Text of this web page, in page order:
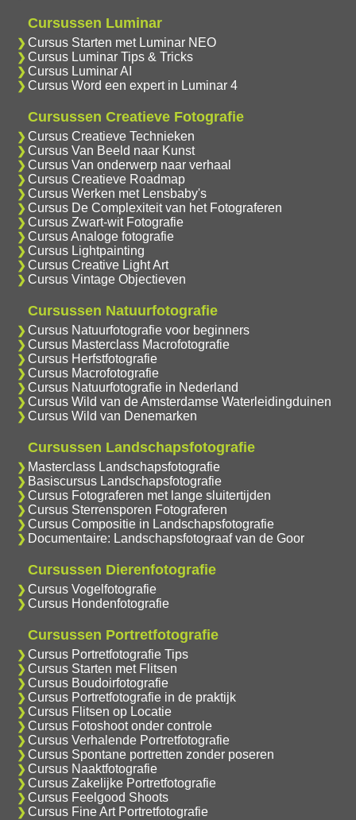
Cursussen Luminar
Cursus Starten met Luminar NEO
Cursus Luminar Tips & Tricks
Cursus Luminar AI
Cursus Word een expert in Luminar 4
Cursussen Creatieve Fotografie
Cursus Creatieve Technieken
Cursus Van Beeld naar Kunst
Cursus Van onderwerp naar verhaal
Cursus Creatieve Roadmap
Cursus Werken met Lensbaby's
Cursus De Complexiteit van het Fotograferen
Cursus Zwart-wit Fotografie
Cursus Analoge fotografie
Cursus Lightpainting
Cursus Creative Light Art
Cursus Vintage Objectieven
Cursussen Natuurfotografie
Cursus Natuurfotografie voor beginners
Cursus Masterclass Macrofotografie
Cursus Herfstfotografie
Cursus Macrofotografie
Cursus Natuurfotografie in Nederland
Cursus Wild van de Amsterdamse Waterleidingduinen
Cursus Wild van Denemarken
Cursussen Landschapsfotografie
Masterclass Landschapsfotografie
Basiscursus Landschapsfotografie
Cursus Fotograferen met lange sluitertijden
Cursus Sterrensporen Fotograferen
Cursus Compositie in Landschapsfotografie
Documentaire: Landschapsfotograaf van de Goor
Cursussen Dierenfotografie
Cursus Vogelfotografie
Cursus Hondenfotografie
Cursussen Portretfotografie
Cursus Portretfotografie Tips
Cursus Starten met Flitsen
Cursus Boudoirfotografie
Cursus Portretfotografie in de praktijk
Cursus Flitsen op Locatie
Cursus Fotoshoot onder controle
Cursus Verhalende Portretfotografie
Cursus Spontane portretten zonder poseren
Cursus Naaktfotografie
Cursus Zakelijke Portretfotografie
Cursus Feelgood Shoots
Cursus Fine Art Portretfotografie